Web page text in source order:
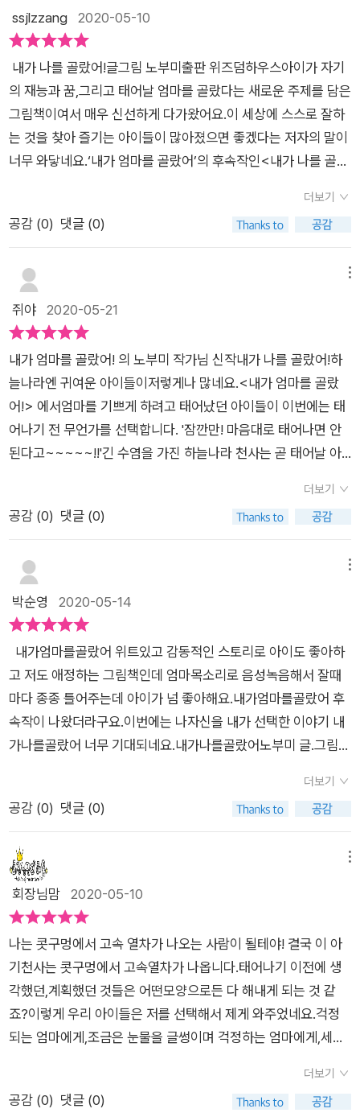
격려와 칭찬으로 자란다.엄마의 사랑과 정성으로 무럭무럭 자라
는 아이들이 태어나기 전 선택한 자신의 재능을 발휘할 수 있도록
도와주는 것이 부모의 역할이다. 더 바라지도 채근하지도 않기를.
아이들이 엄마의 사랑과 따스한 품 하나면 충분히 행복해하는 것
처럼 말이다.
위에서 살았다고 표현했네요. 수염이 긴 하늘나라 천사가 태어나
집니다~ 인기스타가 되고 싶어 가장 멋진 엄마한테서 태어날거
라고 다짐하는 아이도 있고~콧구멍에서 고속 열차가 나오는 사
람이 되고 싶다는 조금 엉뚱한 아이도 있었죠^^그 다음 질문이
이어지는데 질문도 많습니다.그 다음으로 재능구슬을 골라보라
고도 하지요. 여기엔 보기가 정말 많습니다. 멋진글씨, 높이뛰기,
자유로움, 여행, 감사, 겸손, 끈기, 화장을 잘함, 요가, 좋은엄마,
오토바이를 좋아함, 독서왕, 밥짓기 등등....이건 아주 일부랍니
마를 고르고 출발하지요~여기서 고른 엄마는 이쁜 엄마도 아니
고 부자 엄마도 아닙니다.그냥 내가 좋아하는 우리엄마이지요.그
렇게 우리 아이들도 나를 선택했다고 생각하니 감동의 물결이 밀
려옵니다. 귀여운 아기 천사들이 이렇게 엄마를 향해 힘껏 날개짓
하는 것으로 책은 마무리가 되지요. 코로나19로 하루종일 아이들
과 집에 갇혀 지내느라 마음이 삭막해지시는 엄마들께 추천하고
싶은 책이네요.아이들이 아가 때 모습으로 돌아가 부족한 저이지
만 아무조건 없이 순수히 와준 그 감사함을 다시금 떠올릴 수 있
는 책이거든요.
ssjlzzang 2020-05-10
내가 나를 골랐어!글그림 노부미출판 위즈덤하우스​아이가 자기
의 재능과 꿈,그리고 태어날 엄마를 골랐다는 새로운 주제를 담은
그림책이여서 매우 신선하게 다가왔어요.이 세상에 스스로 잘하
는 것을 찾아 즐기는 아이들이 많아졌으면 좋겠다는 저자의 말이
너무 와닿네요.‘내가 엄마를 골랐어’의 후속작인<내가 나를 골랐
라 천사와 구름 위에서 살아요.“앞으로 하고 싶은 일을 골라봐!”​
저도 저희 아이와 여러 질문을 읽어보며 이야기 나눠보고 아이의
생각을 들을수 있어 좋았어요.오천만살까지 살고 싶고 커서 곤충
박사가 되어 곤충을 만지고 싶은 꿈을 갖고 부자인게 더 좋고 머
리가 좋은 것이 더 좋고 사람들에게 ‘쟤 엄청 똑똑하다’라고 들으
면 기분이 좋아진다는 아이..ㅋㅋㅋ들으면 들을수록 엉뚱하지만
의미 있는것 같아요.저는 어렸을때 꿈이란 걸 생각도 안하고 흘러
가는 대로 살았왔거든요. 저희 아이는 하고싶은 일에 꾸준히 생각
하며 성장하길 바래봅니다.​ ​“이번에는 재능 구슬을 고를 차례야,
좋아하는 것을 하나씩 골라 보렴”​이번에는 재능을 고를 차례네
요.정말 다양한 재능들이 있어요. 좋아하는 재능을 골라보아요!!​
저희 아이는 공부, 동물을 좋아함, 수영, 이야기를 재미있게 들려
주기, 물건수리, 동물이 잘 따름, 수학천재, 머리가 좋음.. 이렇게
을 갖고 있는지 몰랐어요..ㅎㅎ​“다른 사람이 하는 말에 너무 신경
쓰면 재능 구슬이 사라져 버리니까 조심하도록”​남의 시선을 생각
하지 않고본인이 좋아하고 애정하는 일을 스스로 결정하는 것이
중요한것같아요.아이를 믿고 지켜보며 격려와 칭찬이 필요합니
다.아이에게 건네주는 말이지만어른인 저도 생각해봐야할 부분
인것같아요​ ​내가 엄마를 골랐어요!!온 세상 수많은 사람들 중에서
내가 딱 한 사람을 골랐어요.​아이의 그림책을 보면서 많은 위로를
받는것같아요.엄마를 향해 날아가는 아이들을 보면서 눈시울이
붉어져요..완아,단아 엄마를 골라줘서 고마워!​​저자께서 엄마 배
해요.아이의 생각을 들어볼수있어 좋았고,아이가 재능이 무엇인
지, 하고싶은 일이 무엇인지 스스로 생각해볼수 있는 좋은 시간이
였어요.그리고 남의 신경을 쓰지않고 아이만을 바라보고 응원해
주는 엄마가 되어야겠다는 생각도 들었답니다.<내가 나를 골랐
어> 아이와 함께 꼭 읽어보시길 추천드립니다.​​
더보기
공감 (0) 댓글 (0)
쥐야 2020-05-21
내가 엄마를 골랐어! 의 노부미 작가님 신작​내가 나를 골랐어!하
늘나라엔 귀여운 아이들이저렇게나 많네요.<내가 엄마를 골랐
어!> 에서엄마를 기쁘게 하려고 태어났던 아이들이 이번에는 태
어나기 전 무언가를 선택합니다. ​'잠깐만! 마음대로 태어나면 안
된다고~~~~~!!'​긴 수염을 가진 하늘나라 천사는 곧 태어날 아
가 고른 대로 되는 거예요?''아니, 대부분은 그렇게 되지 않아.'선
택을 할 수 있지만 선택하는 것만으로 이루어지진 않는다는 심오
함..선택한 대로 되고 싶다면 어떤 노력이 필요하겠죠?​몇 살까지
살고 싶은지, 커서 뭐가 되고 싶은지, 불고기랑 비빔밥 중 뭐가 더
좋은지, 어떤 동물을 기르고 싶은지,달리기, 그림 그리기 중에 뭐
가 더 좋은지, ​어떤 것을 선택하든지 어떤 것을 좋아하든지 우리
다. 이번에는 재능 구슬을 고를 차례입니다. ​'다른 사람이 하는 말
에 너무 신경 쓰면 재능 구슬이 사라져 버리니까 조심하도록,'하
늘나라 천사가 꼭 해준 이 말!​자기 자신의 선택을 믿고 나아가라
는 뜻 인 것 같아요.감동이죠? ​​수 많은 재능 구슬 중에 우리 아이
들은 무엇을 골라 태어났을까요?​마지막으로 온 세상에서 가족을
골라봅니다. 이 세상 수많은 엄마들 가운데 단 한 명의 엄마를 고
릅니다. ​'온 세상을 다 둘러봐도 엄마로 고르고 싶은사람은 딱 한
중에서 딱 한사람을 고른 아이는 엄마를 만나러 지금 출발합니다!
수많은 사람들 중에나를 엄마로 골라준 우리 아이들!나만 보고,
나를 기쁘게 해주기 위해나에게 온 아이들이 스스로 선택한 재능
을 기쁘고 즐겁게 키워나갈 수 있도록든든한 버팀목이 되어주어
야 겠어요.​이 세상에 스스로 잘하는 것을 찾아 즐기는 아이들이
많아졌으면 좋겠다는 작가님의 말을 되새기며 ​좋아하는 일을 하
면서 즐겁게 사는 우리 아이들의 미래를 꿈꿔봅니다. ​엄마가 너희
들을 응원할게!
더보기
공감 (0) 댓글 (0)
박순영 2020-05-14
​내가엄마를골랐어 위트있고 감동적인 스토리로 아이도 좋아하
고 저도 애정하는 그림책인데 엄마목소리로 음성녹음해서 잘때
마다 종종 틀어주는데 아이가 넘 좋아해요.내가엄마를골랐어 후
속작이 나왔더라구요.이번에는 나자신을 내가 선택한 이야기 내
가나를골랐어 너무 기대되네요.내가나를골랐어​​노부미 글.그림위
림책이네요.내가나를골랐어 제목을 보더니'내가 어떻게 나를 골
라?'​하면서 의문을 가지네요.​​태어나기 전을 기억하는 100명의
았어요.​​마음대로 태어나면 안되기에앞으로 하고 싶은 일을 골라
보라하네요.​​나는 콧구멍에서 고속열차가 나오는 사람이 될거야!
이부분에서 빵 터지셨어요.너무 웃기다며!노부미 작가님의 위트
질문이 나와요.​몇살까지 살고싶어요?100살​커서 뭐가 되고 싶어
요?가수​불고기랑 비빔밥중에 뭐가 더 좋아요?비빔밥​어떤 동물
을 기르고 싶나요?고양이​부자인게 좋아요?인기 많은게 좋아요?
인기많은거.인기많아서 많은 사람들에게 알려지게​달리기, 그림
그리기, 머리좋은것중에 뭐가 좋아요?달리기. 내가 지금 뚱뚱해
서 달리기를 못하니깐요.​사람들한테 들으면 기분좋은말은?깜찍
하다.​​아이랑 함께 천사의 질문에 같이 답해보며아이의 생각도 엿
더보기
공감 (0) 댓글 (0)
회장님맘 2020-05-10
나는 콧구멍에서 고속 열차가 나오는 사람이 될테야! 결국 이 아
기천사는 콧구멍에서 고속열차가 나옵니다.​태어나기 이전에 생
각했던,계획했던 것들은 어떤모양으로든 다 해내게 되는 것 같
죠?​이렇게 우리 아이들은 저를 선택해서 제게 와주었네요.걱정
되는 엄마에게,조금은 눈물을 글썽이며 걱정하는 엄마에게,세상
를 선택해준.그 누구도 아닌 나와 닮은 모양으로 나에게 와준.바
라보면 마냥 웃어주는.내 사랑 하는 아이들.그래.. 그랬어...너희
더보기
공감 (0) 댓글 (0)